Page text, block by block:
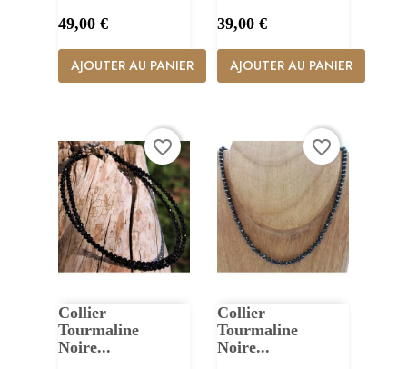
Prix
49,00 €
AJOUTER AU PANIER
Prix
39,00 €
AJOUTER AU PANIER
Collier
Tourmaline
Noire...
favorite_border
Collier
Tourmaline
Noire...
favorite_border